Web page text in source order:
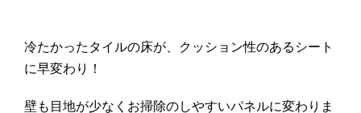
冷たかったタイルの床が、クッション性のあるシート
に早変わり！
壁も目地が少なくお掃除のしやすいパネルに変わりま